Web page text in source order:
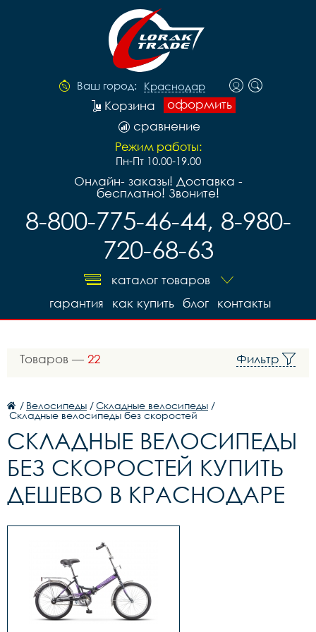
Ваш город: Краснодар
оформить
Корзина
сравнение
Режим работы:
Пн-Пт 10.00-19.00
Онлайн- заказы! Доставка -
бесплатно! Звоните!
8-800-775-46-44, 8-980-
720-68-63
каталог товаров
контакты
блог
как купить
гарантия
Товаров — 22 Фильтр
/ Велосипеды /Складные велосипеды /
Складные велосипеды без скоростей
СКЛАДНЫЕ ВЕЛОСИПЕДЫ
БЕЗ СКОРОСТЕЙ КУПИТЬ
ДЕШЕВО В КРАСНОДАРЕ